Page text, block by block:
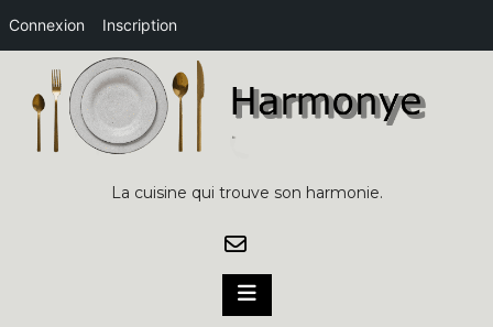
Connexion Inscription
content
La cuisine qui trouve son harmonie.